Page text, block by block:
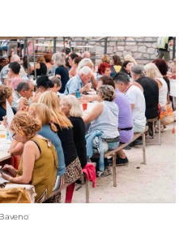
Baveno